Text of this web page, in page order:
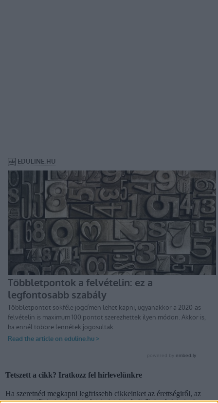
Tetszett a cikk? Iratkozz fel hírlevelünkre
Ha szeretnéd megkapni legfrissebb cikkeinket az érettségiről, az